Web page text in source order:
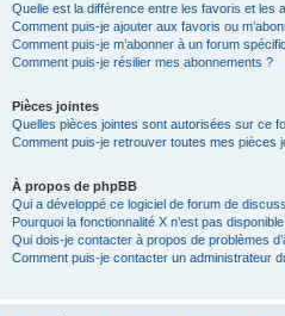
Quelle est la différence entre les favoris et les
Comment puis-je ajouter aux favoris ou
Comment puis-je m’abonner à un forum
Comment puis-je résilier mes abonnements ?
Pièces jointes
Quelles pièces jointes sont autorisées sur ce
Comment puis-je retrouver toutes mes pièces
À propos de phpBB
Qui a développé ce logiciel de forum de
Pourquoi la fonctionnalité X n’est pas
Qui dois-je contacter à propos de problèmes
Comment puis-je contacter un administrateur